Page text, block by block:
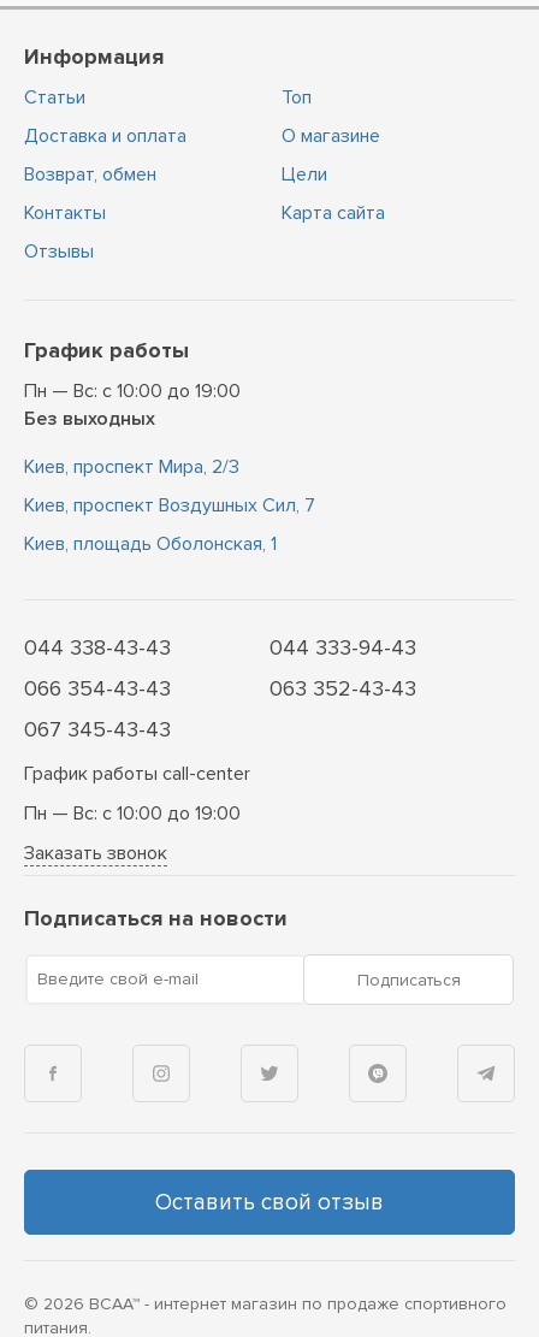
Информация
Статьи
Доставка и оплата
Возврат, обмен
Контакты
Отзывы
Топ
О магазине
Цели
Карта сайта
График работы
Пн — Вс: с 10:00 до 19:00
Без выходных
Киев, проспект Мира, 2/3
Киев, проспект Воздушных Сил, 7
Киев, площадь Оболонская, 1
044 338-43-43
044 333-94-43
066 354-43-43
063 352-43-43
067 345-43-43
График работы call-center
Пн — Вс: с 10:00 до 19:00
Заказать звонок
Подписаться на новости
Введите свой e-mail Подписаться
Оставить свой отзыв
© 2026 BCAA™ - интернет магазин по продаже спортивного
питания.